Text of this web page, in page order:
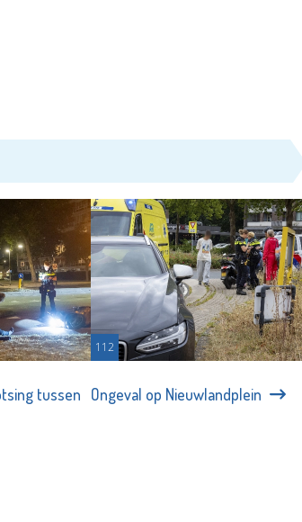
tussen
112
Ongeval op Nieuwlandplein